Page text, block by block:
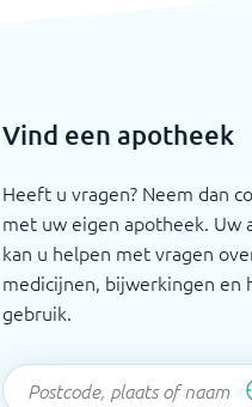
Vind een apotheek
Heeft u vragen? Neem dan
met uw eigen apotheek. Uw
kan u helpen met vragen
medicijnen, bijwerkingen en
gebruik.